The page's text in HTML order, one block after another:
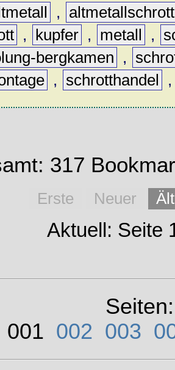
,
altmetallschrott
, kupfer , metall ,
bergkamen
,
, schrotthandel
317
Erste Neuer
Aktuell: Seite
002 003